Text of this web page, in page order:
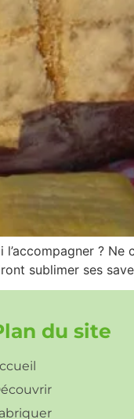
? Ne
sublimer ses
du site